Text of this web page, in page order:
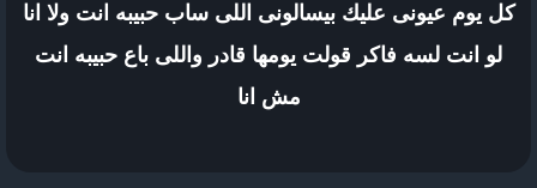
كل يوم عيونى عليك بيسالونى اللى ساب حبيبه انت ولا انا
لو انت لسه فاكر قولت يومها قادر واللى باع حبيبه انت
مش انا